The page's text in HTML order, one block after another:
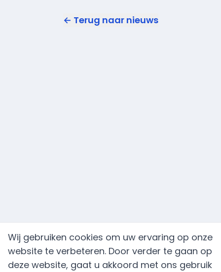
← Terug naar nieuws
Wij gebruiken cookies om uw ervaring op onze
website te verbeteren. Door verder te gaan op
deze website, gaat u akkoord met ons gebruik